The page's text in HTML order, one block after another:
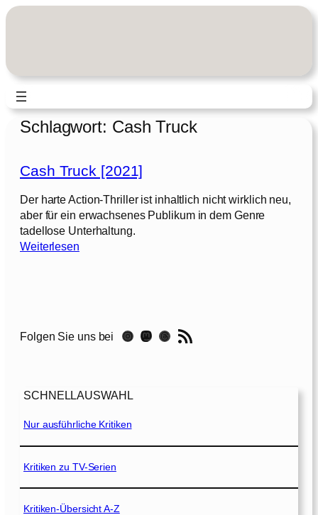
Zum
Schlagwort: Cash Truck
Cash Truck [2021]
Der harte Action-Thriller ist inhaltlich nicht wirklich neu,
aber für ein erwachsenes Publikum in dem Genre
tadellose Unterhaltung.
Weiterlesen:
r
[
0
2
1
Folgen Sie uns bei Instagram Mastodon Threads RSS-Feed
SCHNELLAUSWAHL
Nur ausführliche Kritiken
Kritiken zu TV-Serien
Kritiken-Übersicht A-Z